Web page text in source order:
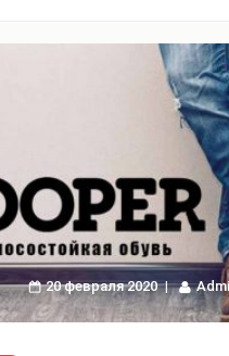
20 февраля 2020